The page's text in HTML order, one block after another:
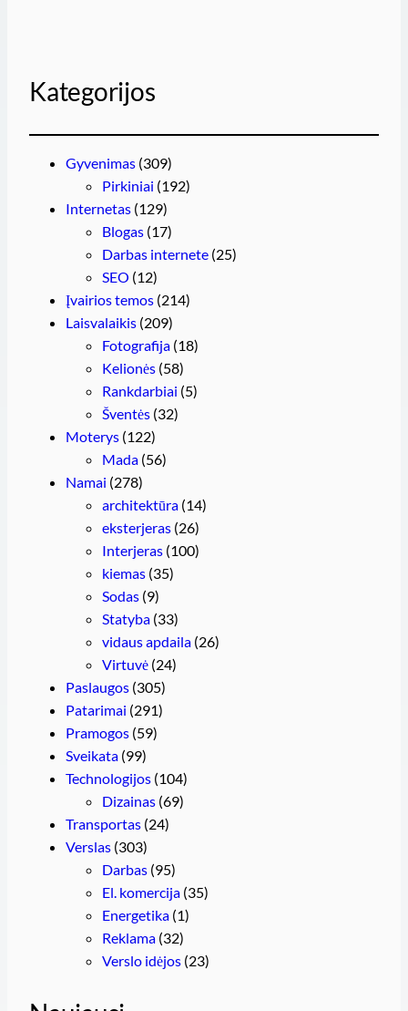
Kategorijos
Gyvenimas (309)
Pirkiniai (192)
Internetas (129)
Blogas (17)
Darbas internete (25)
SEO (12)
Įvairios temos (214)
Laisvalaikis (209)
Fotografija (18)
Kelionės (58)
Rankdarbiai (5)
Šventės (32)
Moterys (122)
Mada (56)
Namai (278)
architektūra (14)
eksterjeras (26)
Interjeras (100)
kiemas (35)
Sodas (9)
Statyba (33)
vidaus apdaila (26)
Virtuvė (24)
Paslaugos (305)
Patarimai (291)
Pramogos (59)
Sveikata (99)
Technologijos (104)
Dizainas (69)
Transportas (24)
Verslas (303)
Darbas (95)
El. komercija (35)
Energetika (1)
Reklama (32)
Verslo idėjos (23)